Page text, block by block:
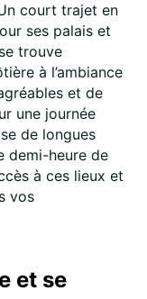
court trajet en
ses palais et
trouve
à l’ambiance
et de
une journée
de longues
demi-heure de
à ces lieux et
vos
et se